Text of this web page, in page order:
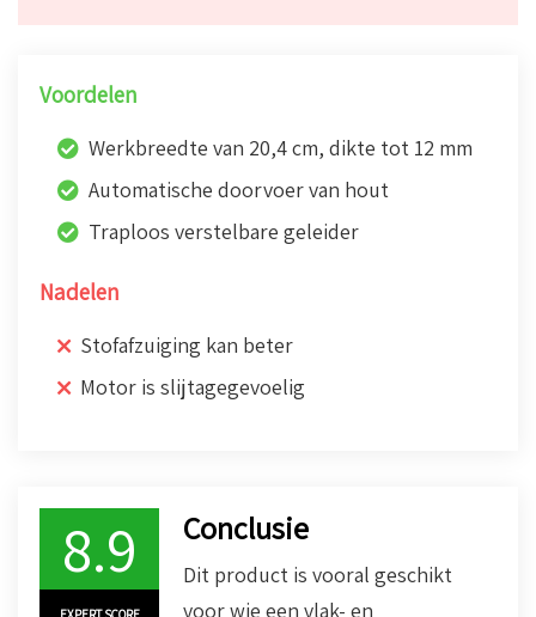
Voordelen
Werkbreedte van 20,4 cm, dikte tot 12 mm
Automatische doorvoer van hout
Traploos verstelbare geleider
Nadelen
Stofafzuiging kan beter
Motor is slijtagegevoelig
8.9 Conclusie
Dit product is vooral geschikt
voor wie een vlak- en